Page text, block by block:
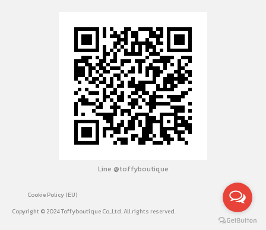
Line @toffyboutique
Cookie Policy (EU)
Copyright © 2024 Toffyboutique Co.,Ltd. All rights reserved.